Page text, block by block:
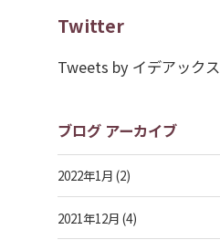
Twitter
Tweets by イデアックス
ブログ アーカイブ
2022年1月 (2)
2021年12月 (4)